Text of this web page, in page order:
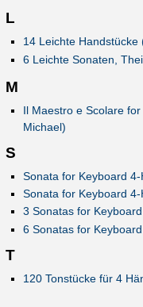
L
14 Leichte Handstücke
6 Leichte Sonaten,
M
Il Maestro e Scolare
Michael)
S
Sonata for Keyboard
Sonata for Keyboard
3 Sonatas for
6 Sonatas for
T
120 Tonstücke für 4